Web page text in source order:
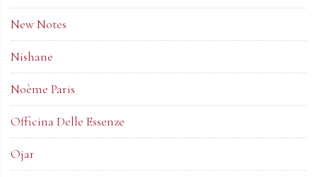
New Notes
Nishane
Noème Paris
Officina Delle Essenze
Ojar